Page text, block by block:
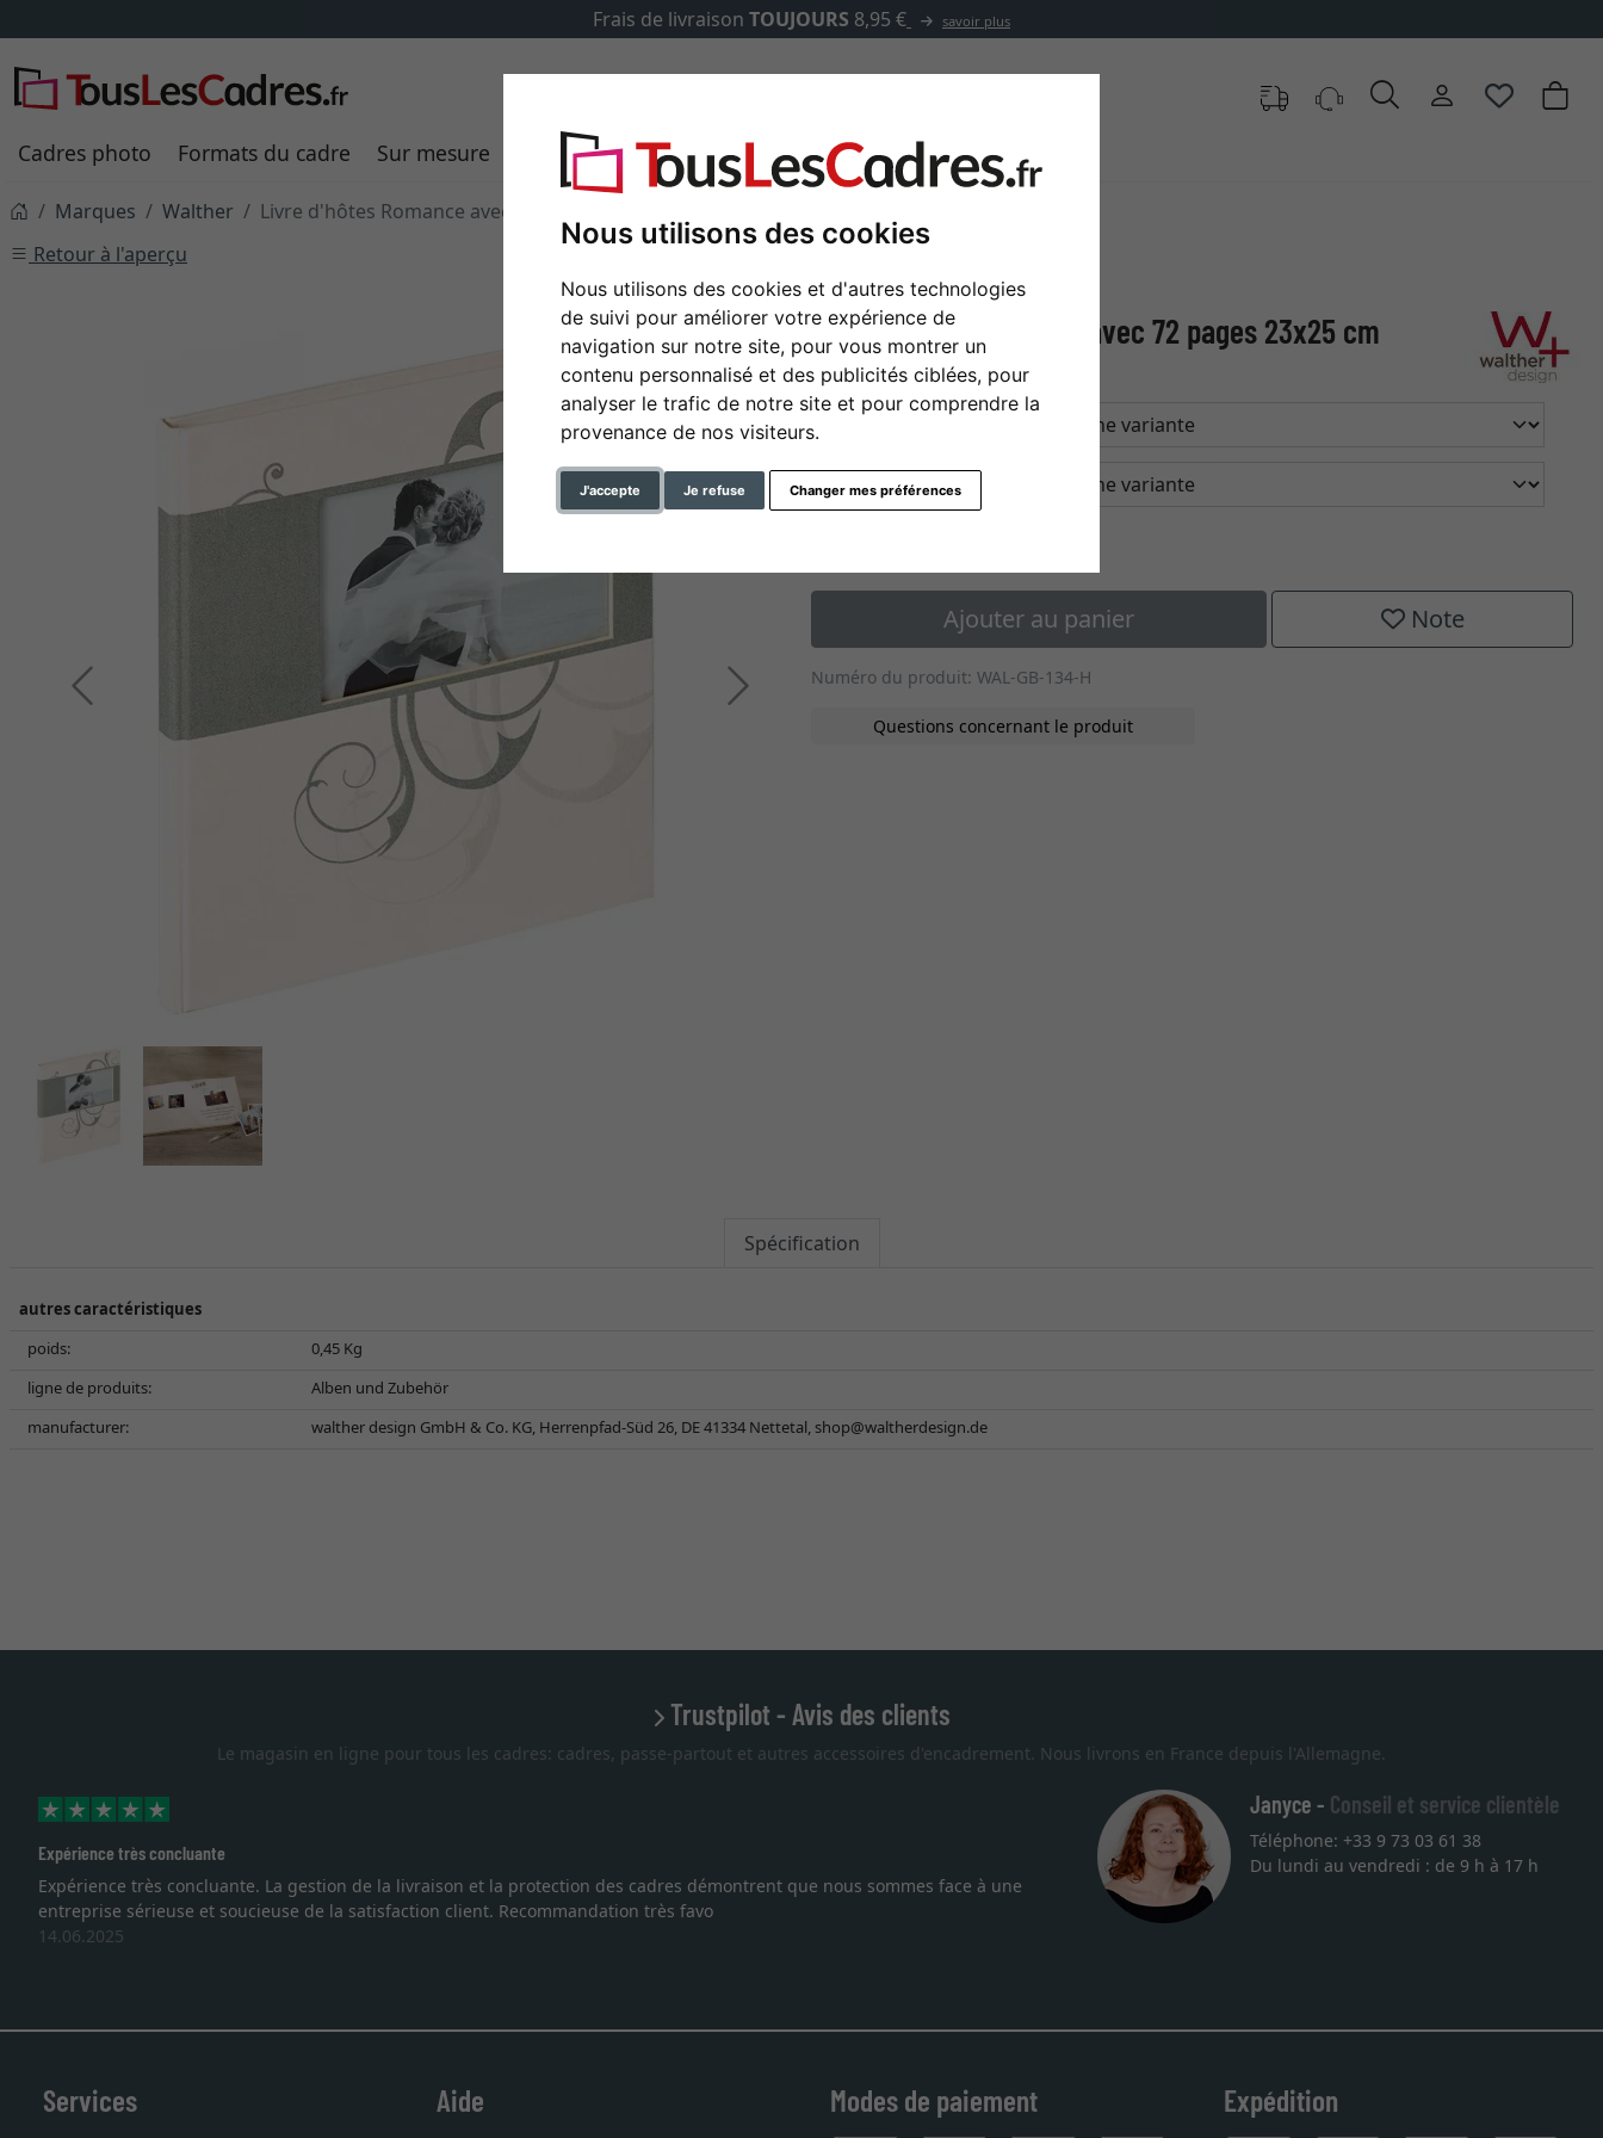
Nous utilisons des cookies
Nous utilisons des cookies et d'autres technologies
de suivi pour améliorer votre expérience de
navigation sur notre site, pour vous montrer un
contenu personnalisé et des publicités ciblées, pour
analyser le trafic de notre site et pour comprendre la
provenance de nos visiteurs.
J'accepte Je refuse Changer mes préférences
Frais de livraison TOUJOURS 8,95 € savoir plus
Cadres photo Formats du cadre Sur mesure Passe-partout Marques Accessoires
Marques Walther
Livre d'hôtes Romance avec 72 pages 23x25 cm
Retour à l'aperçu
Retour Continuer
Livre d'hôtes Romance avec 72 pages 23x25 cm
couleur
Ajouter au panier Note
Numéro du produit: WAL-GB-134-H
Questions concernant le produit
Spécification
autres caractéristiques
poids:
0,45 Kg
ligne de produits:
Alben und Zubehör
manufacturer:
walther design GmbH & Co. KG, Herrenpfad-Süd 26, DE 41334 Nettetal,shop@waltherdesign.de
Trustpilot - Avis des clients
Le magasin en ligne pour tous les cadres: cadres, passe-partout et autres accessoires d'encadrement. Nous livrons en France depuis l'Allemagne.
Expérience très concluante
Expérience très concluante. La gestion de la livraison et la protection des cadres démontrent que nous sommes face à une
entreprise sérieuse et soucieuse de la satisfaction client. Recommandation très favo
14.06.2025
Janyce - Conseil et service clientèle
Téléphone: +33 9 73 03 61 38
Du lundi au vendredi : de 9 h à 17 h
Services Aide Modes de paiement Expédition